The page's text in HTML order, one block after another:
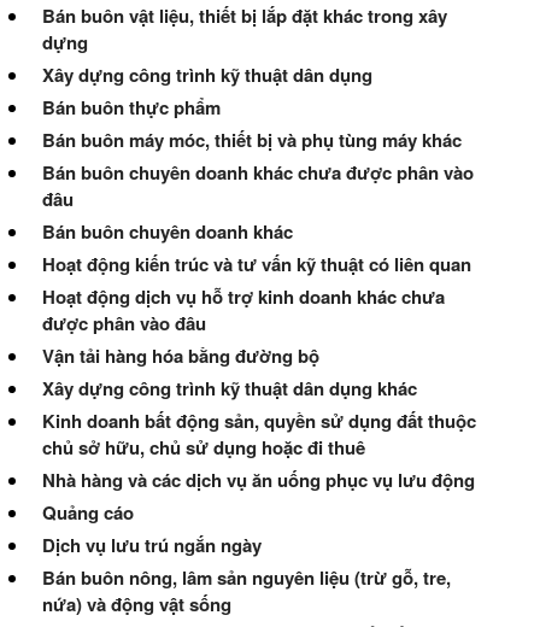
Bán buôn vật liệu, thiết bị lắp đặt khác trong xây
dựng
Xây dựng công trình kỹ thuật dân dụng
Bán buôn thực phẩm
Bán buôn máy móc, thiết bị và phụ tùng máy khác
Bán buôn chuyên doanh khác chưa được phân vào
đâu
Bán buôn chuyên doanh khác
Hoạt động kiến trúc và tư vấn kỹ thuật có liên quan
Hoạt động dịch vụ hỗ trợ kinh doanh khác chưa
được phân vào đâu
Vận tải hàng hóa bằng đường bộ
Xây dựng công trình kỹ thuật dân dụng khác
Kinh doanh bất động sản, quyền sử dụng đất thuộc
chủ sở hữu, chủ sử dụng hoặc đi thuê
Nhà hàng và các dịch vụ ăn uống phục vụ lưu động
Quảng cáo
Dịch vụ lưu trú ngắn ngày
Bán buôn nông, lâm sản nguyên liệu (trừ gỗ, tre,
nứa) và động vật sống